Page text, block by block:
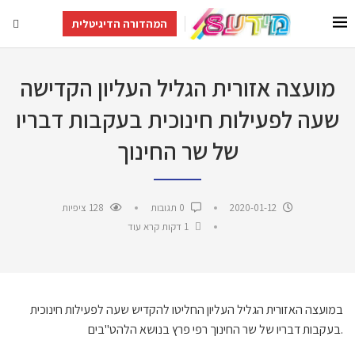
המהדורה הדיגיטלית
מועצה אזורית הגליל העליון הקדישה
שעה לפעילות חינוכית בעקבות דבריו
של שר החינוך
2020-01-12
128 ציפיות
במועצה האזורית הגליל העליון החליטו להקדיש שעה לפעילות חינוכית
בעקבות דבריו של שר החינוך רפי פרץ בנושא הלהט"בים.